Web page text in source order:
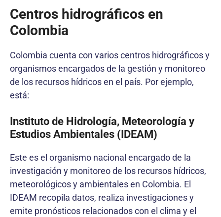
Centros hidrográficos en
Colombia
Colombia cuenta con varios centros hidrográficos y
organismos encargados de la gestión y monitoreo
de los recursos hídricos en el país. Por ejemplo,
está:
Instituto de Hidrología, Meteorología y
Estudios Ambientales (IDEAM)
Este es el organismo nacional encargado de la
investigación y monitoreo de los recursos hídricos,
meteorológicos y ambientales en Colombia. El
IDEAM recopila datos, realiza investigaciones y
emite pronósticos relacionados con el clima y el